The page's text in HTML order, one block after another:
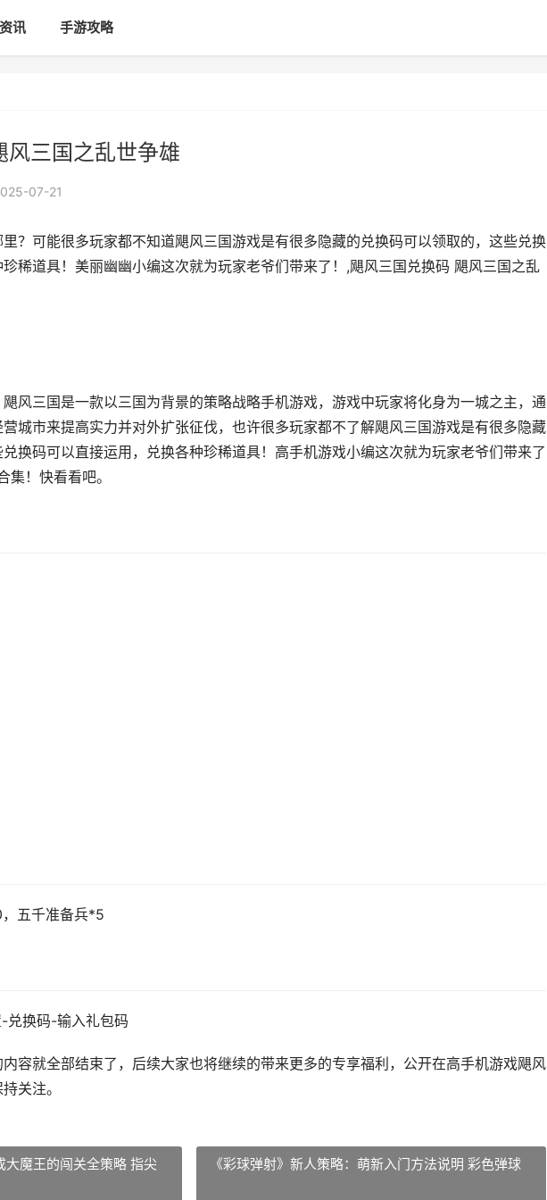
讯 手游攻略
风三国之乱世争雄
07-21
？可能很多玩家都不知道飓风三国游戏是有很多隐藏的兑换码可以领取的，这些兑换
稀道具！美丽幽幽小编这次就为玩家老爷们带来了！,飓风三国兑换码 飓风三国之乱
风三国是一款以三国为背景的策略战略手机游戏，游戏中玩家将化身为一城之主，通
城市来提高实力并对外扩张征伐，也许很多玩家都不了解飓风三国游戏是有很多隐藏
换码可以直接运用，兑换各种珍稀道具！高手机游戏小编这次就为玩家老爷们带来了
！快看看吧。
五千准备兵*5
兑换码-输入礼包码
容就全部结束了，后续大家也将继续的带来更多的专享福利，公开在高手机游戏飓风
关注。
大魔王的闯关全策略 指尖
《彩球弹射》新人策略：萌新入门方法说明 彩色弹球